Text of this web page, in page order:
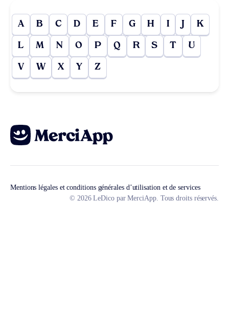
A B C D E F G H I J K
L M N O P Q R S T U
V W X Y Z
Mentions légales et conditions générales d’utilisation et de services
© 2026 LeDico par MerciApp. Tous droits réservés.